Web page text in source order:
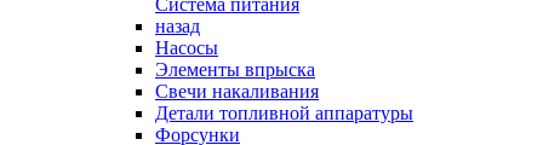
Система питания
назад
Насосы
Элементы впрыска
Свечи накаливания
Детали топливной аппаратуры
Форсунки